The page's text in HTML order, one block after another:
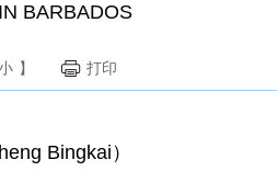
BARBADOS
】 打印
Bingkai）